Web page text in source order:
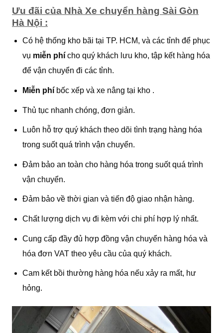
Ưu đãi của Nhà Xe chuyển hàng Sài Gòn
Hà Nội :
Có hệ thống kho bãi tại TP. HCM, và các tỉnh để phục
vụ miễn phí cho quý khách lưu kho, tập kết hàng hóa
để vận chuyển đi các tỉnh.
Miễn phí bốc xếp và xe nâng tại kho .
Thủ tục nhanh chóng, đơn giản.
Luôn hỗ trợ quý khách theo dõi tình trạng hàng hóa
trong suốt quá trình vận chuyển.
Đảm bảo an toàn cho hàng hóa trong suốt quá trình
vận chuyển.
Đảm bảo về thời gian và tiến độ giao nhận hàng.
Chất lượng dịch vụ đi kèm với chi phí hợp lý nhất.
Cung cấp đầy đủ hợp đồng vận chuyển hàng hóa và
hóa đơn VAT theo yêu cầu của quý khách.
Cam kết bồi thường hàng hóa nếu xảy ra mất, hư
hỏng.